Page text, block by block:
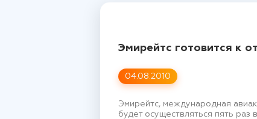
04.08.2010
Эмирейтс готовится к
Эмирейтс, международная
будет осуществляться пять раз